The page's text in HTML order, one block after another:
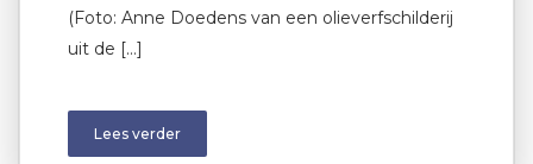
(Foto: Anne Doedens van een olieverfschilderij
uit de […]
Lees verder